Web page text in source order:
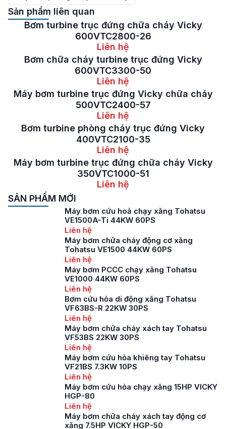
Sản phẩm liên quan
Bơm turbine trục đứng chữa cháy Vicky
600VTC2800-26
Liên hệ
Bơm chữa cháy turbine trục đứng Vicky
600VTC3300-50
Liên hệ
Máy bơm turbine trục đứng Vicky chữa cháy
500VTC2400-57
Liên hệ
Bơm turbine phòng cháy trục đứng Vicky
400VTC2100-35
Liên hệ
Máy bơm turbine trục đứng chữa cháy Vicky
350VTC1000-51
Liên hệ
SẢN PHẨM MỚI
Máy bơm cứu hoả chạy xăng Tohatsu
VE1500A-Ti 44KW 60PS
Liên hệ
Máy bơm chữa cháy động cơ xăng
Tohatsu VE1500 44KW 60PS
Liên hệ
Máy bơm PCCC chạy xăng Tohatsu
VE1000 44KW 60PS
Liên hệ
Bơm cứu hỏa di động xăng Tohatsu
VF63BS-R 22KW 30PS
Liên hệ
Máy bơm chữa cháy xách tay Tohatsu
VF53BS 22KW 30PS
Liên hệ
Máy bơm cứu hỏa khiêng tay Tohatsu
VF21BS 7.3KW 10PS
Liên hệ
Máy bơm cứu hỏa chạy xăng 15HP VICKY
HGP-80
Liên hệ
Máy bơm chữa cháy xách tay động cơ
xăng 7.5HP VICKY HGP-50